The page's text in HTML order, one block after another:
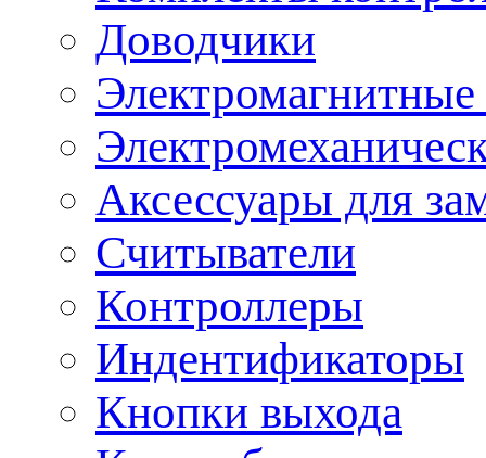
Доводчики
Аксессуары для
Считыватели
Контроллеры
Индентификаторы
Кнопки выхода